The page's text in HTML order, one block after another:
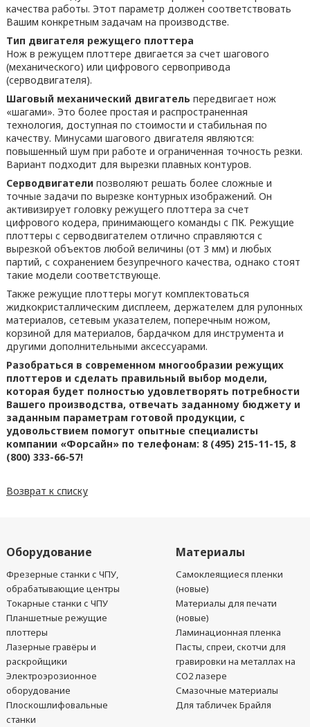
качества работы. Этот параметр должен соответствовать
Вашим конкретным задачам на производстве.
Тип двигателя режущего плоттера
Нож в режущем плоттере двигается за счет шагового
(механического) или цифрового сервопривода
(серводвигателя).
Шаговый механический двигатель передвигает нож
«шагами». Это более простая и распространенная
технология, доступная по стоимости и стабильная по
качеству. Минусами шагового двигателя являются:
повышенный шум при работе и ограниченная точность резки.
Вариант подходит для вырезки плавных контуров.
Серводвигателипозволяют решать более сложные и
точные задачи по вырезке контурных изображений. Он
активизирует головку режущего плоттера за счет
цифрового кодера, принимающего команды с ПК. Режущие
плоттеры с серводвигателем отлично справляются с
вырезкой объектов любой величины (от 3 мм) и любых
партий, с сохранением безупречного качества, однако стоят
такие модели соответствующе.
Также режущие плоттеры могут комплектоваться
жидкокристаллическим дисплеем, держателем для рулонных
материалов, сетевым указателем, поперечным ножом,
корзиной для материалов, бардачком для инструмента и
другими дополнительными аксессуарами.
Разобраться в современном многообразии режущих
плоттеров и сделать правильный выбор модели,
которая будет полностью удовлетворять потребности
Вашего производства, отвечать заданному бюджету и
заданным параметрам готовой продукции, с
удовольствием помогут опытные специалисты
компании «Форсайн» по телефонам: 8 (495) 215-11-15, 8
(800) 333-66-57!
Возврат к списку
Оборудование
Фрезерные станки с ЧПУ,
обрабатывающие центры
Токарные станки с ЧПУ
Планшетные режущие
плоттеры
Лазерные гравёры и
раскройщики
Электроэрозионное
оборудование
Плоскошлифовальные
станки
Материалы
Самоклеящиеся пленки
(новые)
Материалы для печати
(новые)
Ламинационная пленка
Пасты, спреи, скотчи для
гравировки на металлах на
CO2 лазере
Смазочные материалы
Для табличек Брайля